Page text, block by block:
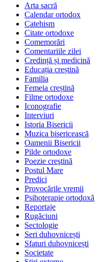
Arta sacră
Calendar ortodox
Catehism
Citate ortodoxe
Comemorări
Comentariile zilei
Credință și medicină
Educația creștină
Familia
Femeia creștină
Filme ortodoxe
Iconografie
Interviuri
Istoria Bisericii
Muzica bisericească
Oamenii Bisericii
Pilde ortodoxe
Poezie creştină
Postul Mare
Predici
Provocările vremii
Psihoterapie ortodoxă
Reportaje
Rugăciuni
Sectologie
Seri duhovnicești
Sfaturi duhovnicești
Societate